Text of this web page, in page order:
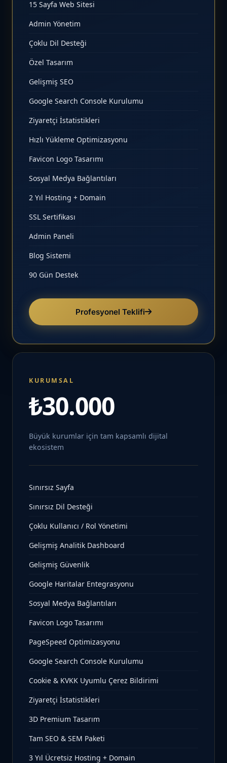
15 Sayfa Web Sitesi
Admin Yönetim
Çoklu Dil Desteği
Özel Tasarım
Gelişmiş SEO
Google Search Console Kurulumu
Ziyaretçi İstatistikleri
Hızlı Yükleme Optimizasyonu
Favicon Logo Tasarımı
Sosyal Medya Bağlantıları
2 Yıl Hosting + Domain
SSL Sertifikası
Admin Paneli
Blog Sistemi
90 Gün Destek
Profesyonel Teklifi
KURUMSAL
₺30.000
Büyük kurumlar için tam kapsamlı dijital
ekosistem
Sınırsız Sayfa
Sınırsız Dil Desteği
Çoklu Kullanıcı / Rol Yönetimi
Gelişmiş Analitik Dashboard
Gelişmiş Güvenlik
Google Haritalar Entegrasyonu
Sosyal Medya Bağlantıları
Favicon Logo Tasarımı
PageSpeed Optimizasyonu
Google Search Console Kurulumu
Cookie & KVKK Uyumlu Çerez Bildirimi
Ziyaretçi İstatistikleri
3D Premium Tasarım
Tam SEO & SEM Paketi
3 Yıl Ücretsiz Hosting + Domain